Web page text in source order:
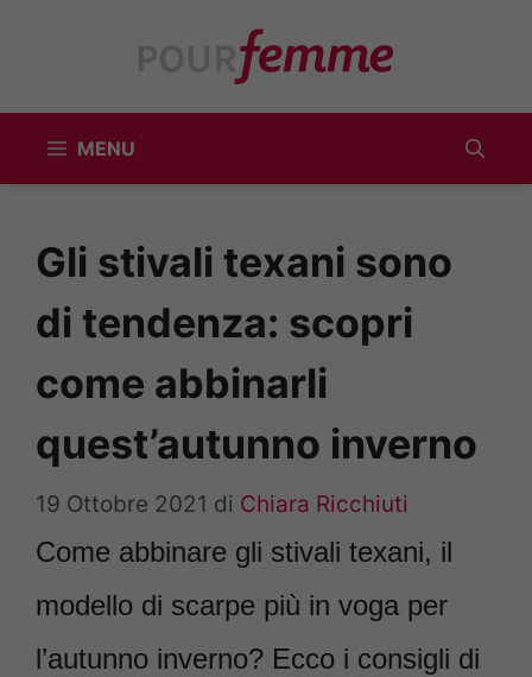
MENU
Gli stivali texani sono
di tendenza: scopri
come abbinarli
quest’autunno inverno
19 Ottobre 2021 di Chiara Ricchiuti
Come abbinare gli stivali texani, il
modello di scarpe più in voga per
l’autunno inverno? Ecco i consigli di